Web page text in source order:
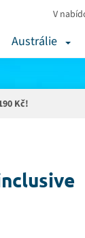
V
Austrálie
Kč!